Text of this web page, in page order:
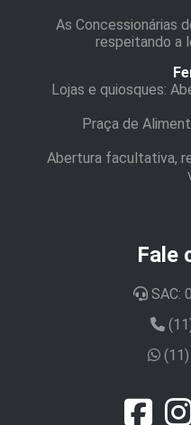
As Concessionárias
respeitando a
Lojas e quiosques:
Praça de
Abertura facultativa,
Fale
SAC: